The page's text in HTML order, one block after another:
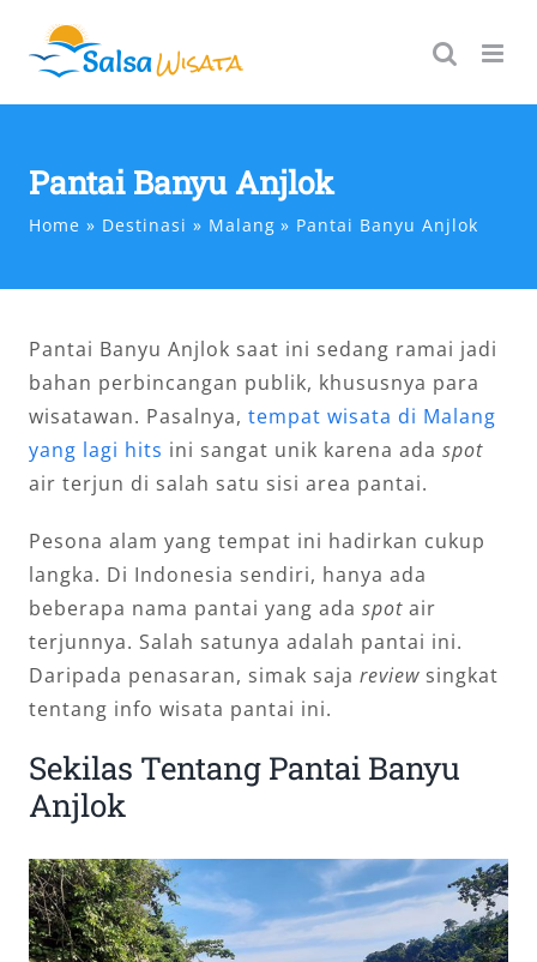
content
Pantai Banyu Anjlok
Home Destinasi Malang Pantai Banyu Anjlok
Pantai Banyu Anjlok saat ini sedang ramai jadi
bahan perbincangan publik, khususnya para
wisatawan. Pasalnya, tempat wisata di Malang
yang lagi hits ini sangat unik karena ada spot
air terjun di salah satu sisi area pantai.
Pesona alam yang tempat ini hadirkan cukup
langka. Di Indonesia sendiri, hanya ada
beberapa nama pantai yang ada spotair
terjunnya. Salah satunya adalah pantai ini.
Daripada penasaran, simak saja reviewsingkat
tentang info wisata pantai ini.
Sekilas Tentang Pantai Banyu
Anjlok